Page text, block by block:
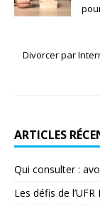
Divorcer par
ARTICLES
Qui consulter :
Les défis de